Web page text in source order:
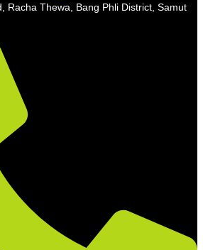
Racha Thewa, Bang Phli District, Samut